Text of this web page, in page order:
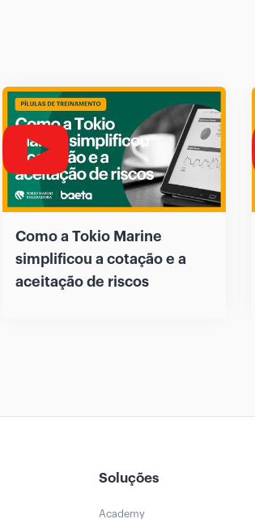
Como a Tokio Marine
simplificou a cotação e a
aceitação de riscos
Soluções
Academy